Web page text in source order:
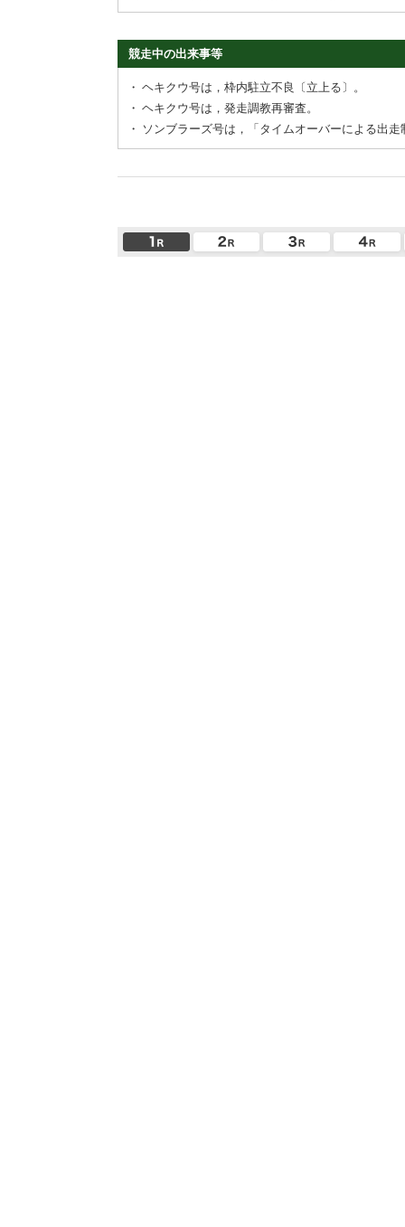
競走中の出来事等
・ ヘキクウ号は，枠内駐立不良〔立上る〕。
・ ヘキクウ号は，発走調教再審査。
・
ソンブラーズ号は，「タイムオーバーによる出